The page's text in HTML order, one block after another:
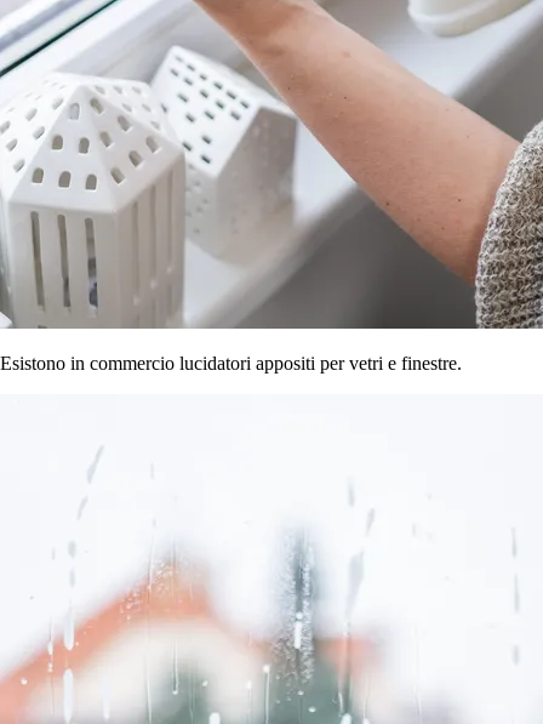
Esistono in commercio lucidatori appositi per vetri e finestre.